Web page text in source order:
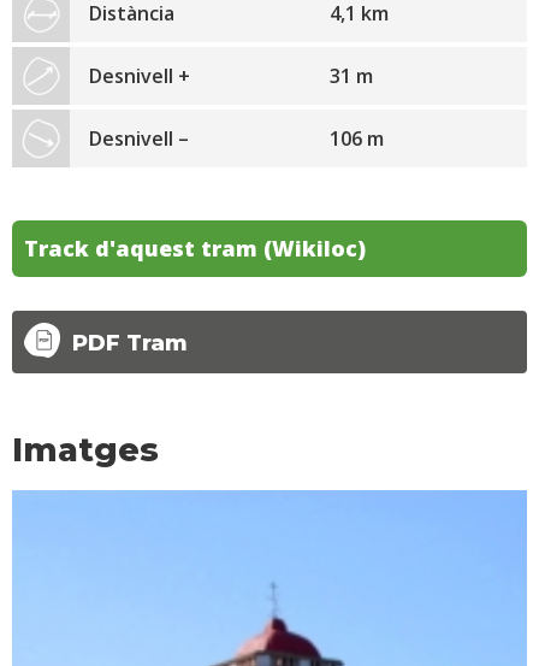
Distància 4,1 km
Desnivell + 31 m
Desnivell – 106 m
Track d'aquest tram (Wikiloc)
PDF Tram
Imatges